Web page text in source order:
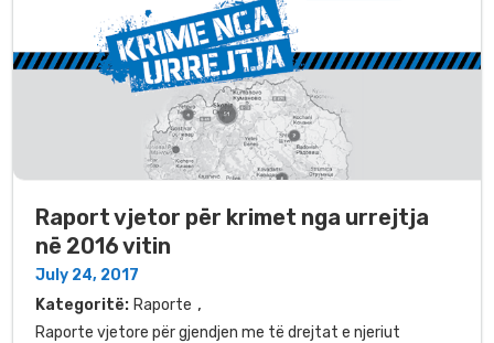
Raport vjetor për krimet nga urrejtja
në 2016 vitin
July 24, 2017
Kategoritë: Raporte ,
Raporte vjetore për gjendjen me të drejtat e njeriut